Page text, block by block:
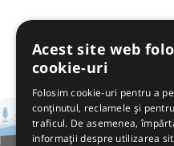
Acest site web
cookie-uri
Folosim cookie-uri pentru a
conținutul, reclamele și
traficul. De asemenea,
informații despre utilizarea